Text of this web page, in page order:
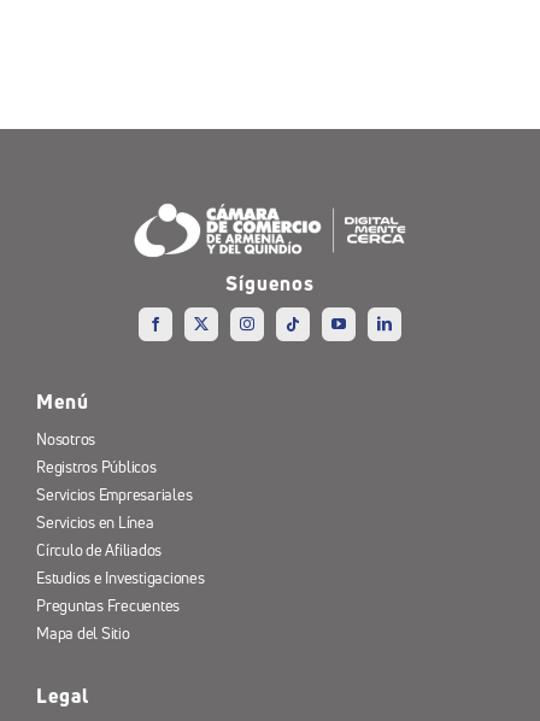
Síguenos
Menú
Nosotros
Registros Públicos
Servicios Empresariales
Servicios en Línea
Círculo de Afiliados
Estudios e Investigaciones
Preguntas Frecuentes
Mapa del Sitio
Legal